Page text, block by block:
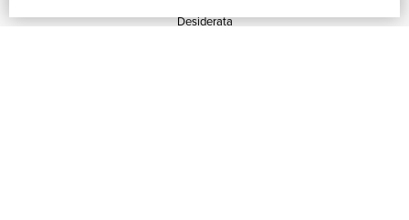
Desiderata